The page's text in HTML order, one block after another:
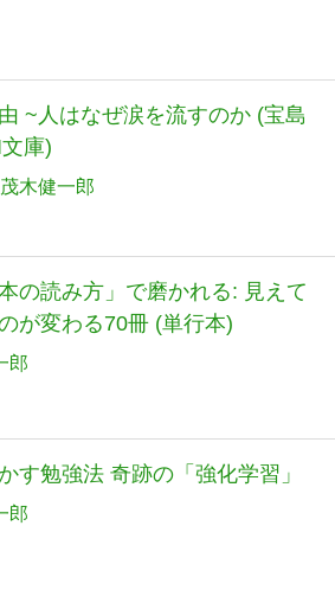
~人はなぜ涙を流すのか (宝島
庫)
茂木健一郎
の読み方」で磨かれる: 見えて
が変わる70冊 (単行本)
郎
す勉強法 奇跡の「強化学習」
郎